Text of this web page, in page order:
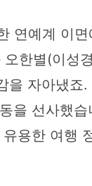
연예계 이
한별(이성
을 자아냈
을 선사했
용한 여행